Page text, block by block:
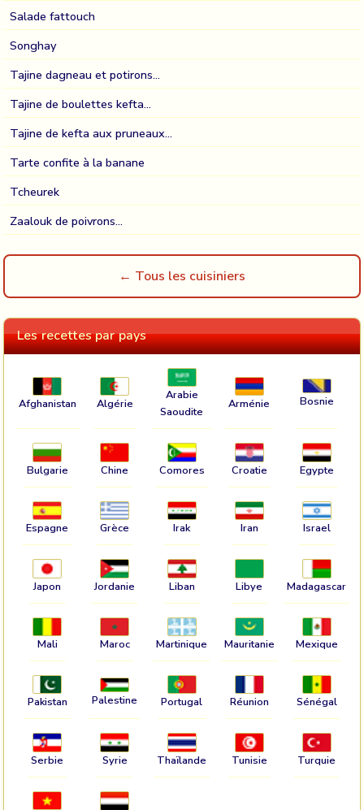
Salade fattouch
Songhay
Tajine dagneau et potirons...
Tajine de boulettes kefta...
Tajine de kefta aux pruneaux...
Tarte confite à la banane
Tcheurek
Zaalouk de poivrons...
← Tous les cuisiniers
Les recettes par pays
Afghanistan Algérie
Arabie
Saoudite
Arménie Bosnie
Bulgarie Chine Comores Croatie Egypte
Espagne Grèce Irak Iran Israel
Japon Jordanie Liban Libye Madagascar
Mali Maroc Martinique Mauritanie Mexique
Pakistan Palestine Portugal Réunion Sénégal
Serbie Syrie Thaïlande Tunisie Turquie